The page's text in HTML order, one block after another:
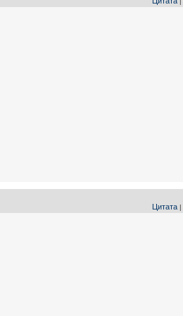
Цитата |